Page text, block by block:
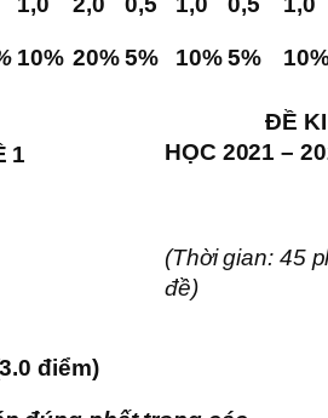
10% 20% 5% 10% 5%
1
ĐỀ KIỂM
HỌC 2021 –
(Thời gian: 45
đề)
điểm)